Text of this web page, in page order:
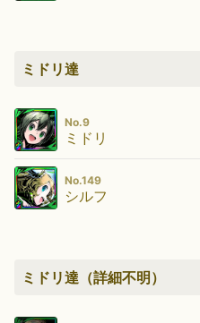
ミドリ達
No.9
ミドリ
No.149
シルフ
ミドリ達（詳細不明）